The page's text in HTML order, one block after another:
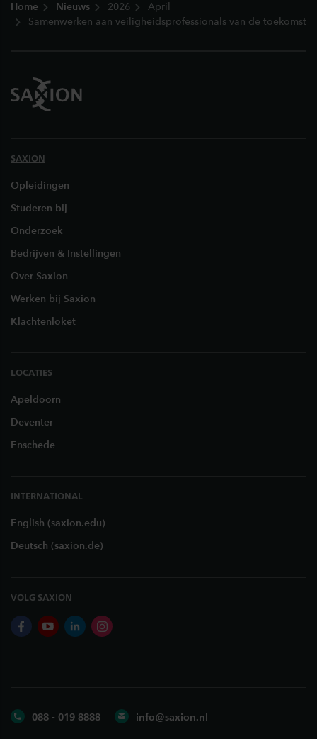
Home Nieuws 2026
April
Samenwerken aan veiligheidsprofessionals van de toekomst
SAXION
Opleidingen
Studeren bij
Onderzoek
Bedrijven & Instellingen
Over Saxion
Werken bij Saxion
Klachtenloket
LOCATIES
Apeldoorn
Deventer
Enschede
INTERNATIONAL
English (saxion.edu)
Deutsch (saxion.de)
VOLG SAXION
facebookyoutubelinkedininstagram
088 - 019 8888 info@saxion.nl